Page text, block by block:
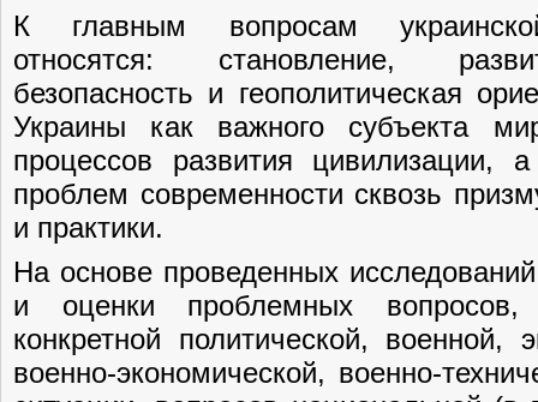
К главным вопросам украинской
относятся: становление,
безопасность и геополитическая
Украины как важного субъекта
процессов развития цивилизации,
проблем современности сквозь
и практики.
На основе проведенных
и оценки проблемных
конкретной политической, военной,
военно-экономической, военно-